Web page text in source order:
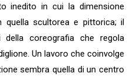
inedito in cui la dimensione
quella scultorea e pittorica; il
coreografia che regola
Un lavoro che coinvolge
sembra quella di un centro